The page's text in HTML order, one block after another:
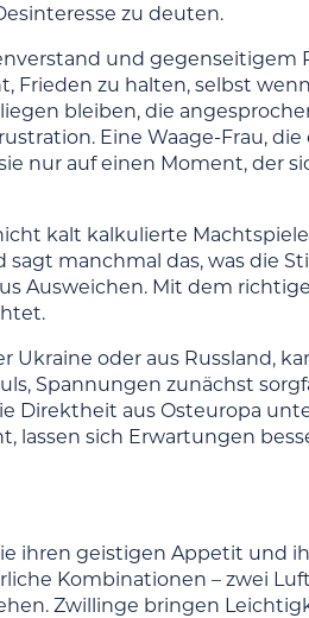
zu deuten.
und gegenseitigem
Frieden zu halten, selbst
bleiben, die
Eine Waage-Frau, die
nur auf einen Moment, der
kalt kalkulierte
manchmal das, was die
Ausweichen. Mit dem
oder aus Russland,
Spannungen zunächst
Direktheit aus Osteuropa
sich Erwartungen
ihren geistigen Appetit und
Kombinationen – zwei
Zwillinge bringen